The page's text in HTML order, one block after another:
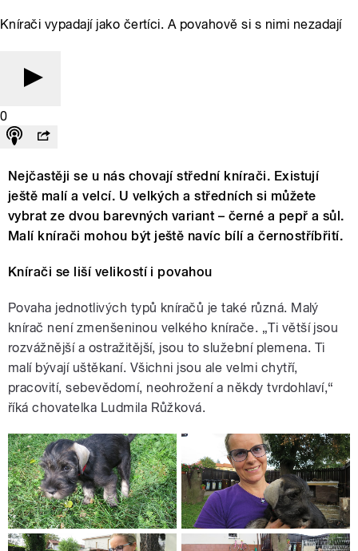
Knírači vypadají jako čertíci. A povahově si s nimi nezadají
0
Nejčastěji se u nás chovají střední knírači. Existují
ještě malí a velcí. U velkých a středních si můžete
vybrat ze dvou barevných variant – černé a pepř a sůl.
Malí knírači mohou být ještě navíc bílí a černostříbřití.
Knírači se liší velikostí i povahou
Povaha jednotlivých typů kníračů je také různá. Malý
knírač není zmenšeninou velkého knírače. „Ti větší jsou
rozvážnější a ostražitější, jsou to služební plemena. Ti
malí bývají uštěkaní. Všichni jsou ale velmi chytří,
pracovití, sebevědomí, neohrožení a někdy tvrdohlaví,“
říká chovatelka Ludmila Růžková.